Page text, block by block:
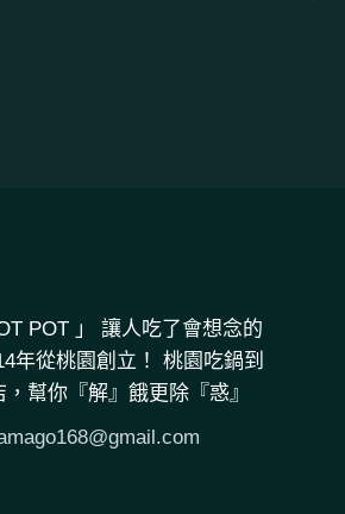
POT 」 讓人吃了會想念的
年從桃園創立！ 桃園吃鍋到
幫你『解』餓更除『惑』